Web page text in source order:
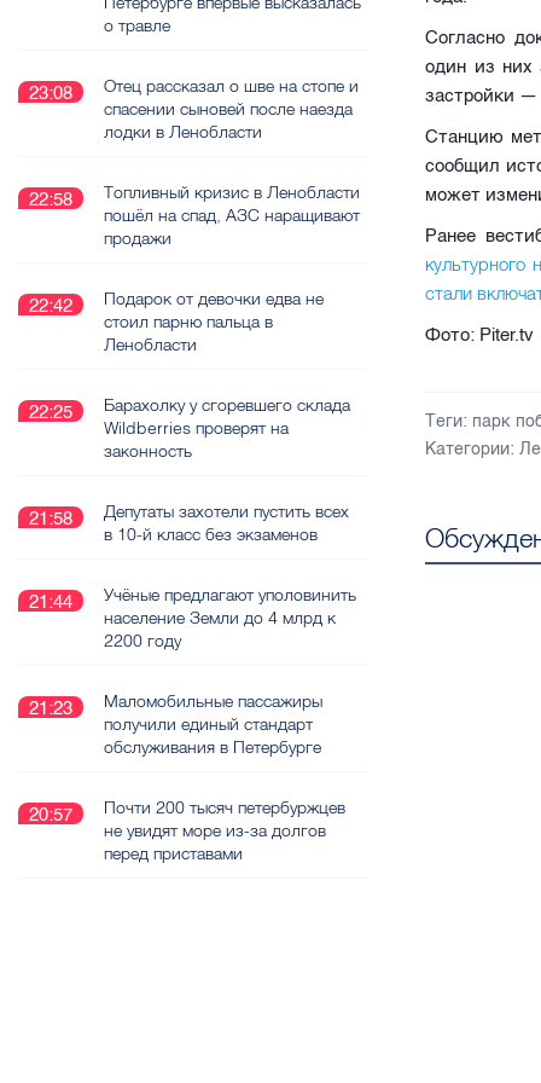
Согласно
один из них
застройки —
Станцию
сообщил
может
Ранее
культурного
стали
Фото: Piter.tv
Теги: парк
Категории:
о травле
23:08
Отец рассказал о шве на стопе и
спасении сыновей после наезда
лодки в Ленобласти
22:58
Топливный кризис в Ленобласти
пошёл на спад, АЗС наращивают
продажи
22:42
Подарок от девочки едва не
стоил парню пальца в
Ленобласти
22:25
Барахолку у сгоревшего склада
Wildberries проверят на
законность
21:58
Депутаты захотели пустить всех
в 10-й класс без экзаменов
21:44
Учёные предлагают уполовинить
население Земли до 4 млрд к
2200 году
21:23
Маломобильные пассажиры
получили единый стандарт
обслуживания в Петербурге
20:57
Почти 200 тысяч петербуржцев
не увидят море из-за долгов
перед приставами